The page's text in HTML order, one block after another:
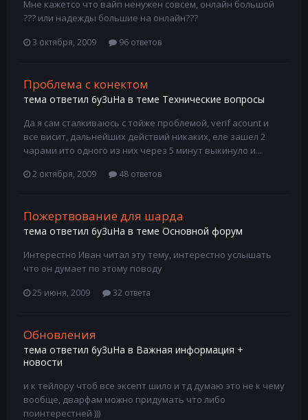
Мне кажетсо что вайп ненужен совсем, онлайн большой
??? или надежды большие на онлайн???
3 октября, 2009 96 ответов
Проблема с конектом
тема ответил 6y3uHa в теме Технические вопросы
Да я сам сталкиваюсь с тойже проблемой, verif acount и
все висит, дальнейших действий никаких, еле зашел 2
чарами ито одного из них через 5 минут выкинуло и...
2 октября, 2009 48 ответов
Пожертвование для шарда
тема ответил 6y3uHa в теме Основной форум
Интерестно Иван читал эту тему, интерестно услышать
что он думает по этому поводу
25 июня, 2009 32 ответа
Обновления
тема ответил 6y3uHa в Важная информация +
новости
и к тейлору чтоб все эксепт шило и тд думаю это не к чему
вообще, дварфам можно придумать что либо
поинтерестней )))